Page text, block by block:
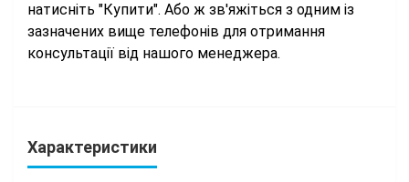
натисніть "Купити". Або ж зв'яжіться з одним із
зазначених вище телефонів для отримання
консультації від нашого менеджера.
Характеристики